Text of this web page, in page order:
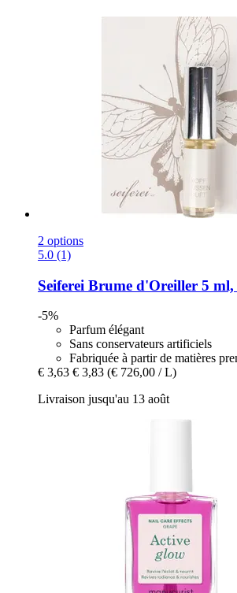
2 options
5.0 (1)
Seiferei Brume d'Oreiller 5 ml,
-5%
Parfum élégant
Sans conservateurs artificiels
Fabriquée à partir de matières
€ 3,63 € 3,83 (€ 726,00 / L)
Livraison jusqu'au 13 août